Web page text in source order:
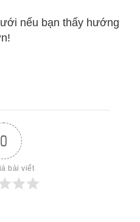
nếu bạn thấy hướng
0
bài viết